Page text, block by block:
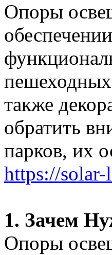
Опоры
также
обратить
парков, их
https://solar-
1. Зачем
Опоры